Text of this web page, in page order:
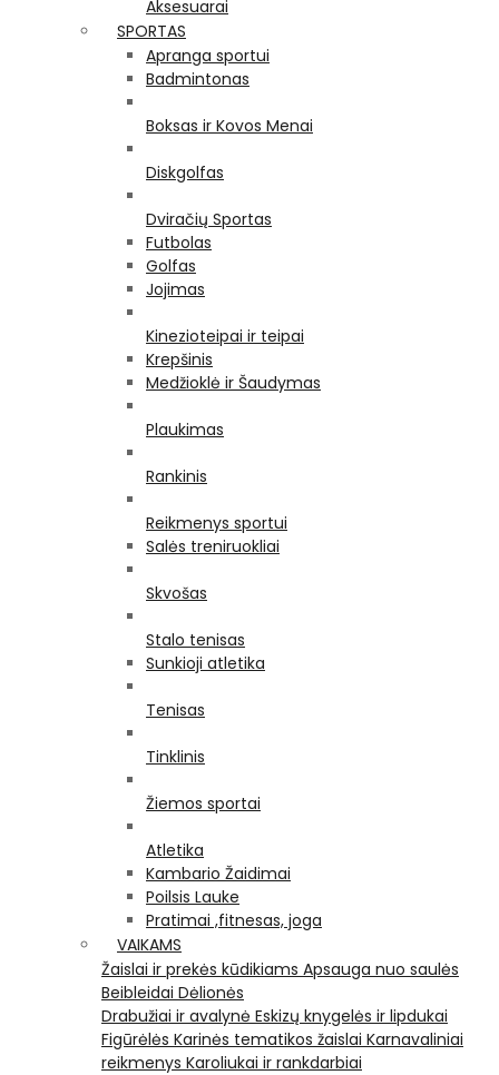
Aksesuarai
SPORTAS
Apranga sportui
Badmintonas
Boksas ir Kovos Menai
Diskgolfas
Dviračių Sportas
Futbolas
Golfas
Jojimas
Kinezioteipai ir teipai
Krepšinis
Medžioklė ir Šaudymas
Plaukimas
Rankinis
Reikmenys sportui
Salės treniruokliai
Skvošas
Stalo tenisas
Sunkioji atletika
Tenisas
Tinklinis
Žiemos sportai
Atletika
Kambario Žaidimai
Poilsis Lauke
Pratimai ,fitnesas, joga
VAIKAMS
Žaislai ir prekės kūdikiams Apsauga nuo saulės
Beibleidai Dėlionės
Drabužiai ir avalynė Eskizų knygelės ir lipdukai
Figūrėlės Karinės tematikos žaislai Karnavaliniai
reikmenys Karoliukai ir rankdarbiai